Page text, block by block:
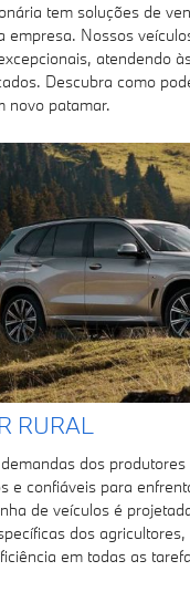
tem soluções de
empresa. Nossos
atendendo
Descubra como
novo patamar.
RURAL
dos
e confiáveis para
de veículos é
dos
em todas as